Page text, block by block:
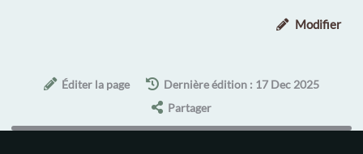
Modifier
Éditer la page
Dernière édition : 17 Dec 2025
Partager